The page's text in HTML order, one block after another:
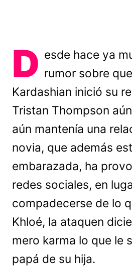
D esde hace ya
rumor sobre
Kardashian inició su
Tristan Thompson
aún mantenía una
novia, que además
embarazada, ha
redes sociales, en
compadecerse de lo
Khloé, la ataquen
mero karma lo que le
papá de su hija.